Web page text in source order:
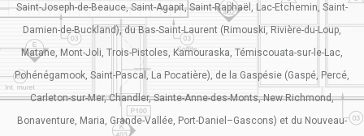
Saint-Joseph-de-Beauce, Saint-Agapit, Saint-Raphaël, Lac-Etchemin, Saint-
Damien-de-Buckland), du Bas-Saint-Laurent (Rimouski, Rivière-du-Loup,
Matane, Mont-Joli, Trois-Pistoles, Kamouraska, Témiscouata-sur-le-Lac,
Pohénégamook, Saint-Pascal, La Pocatière), de la Gaspésie (Gaspé, Percé,
Carleton-sur-Mer, Chandler, Sainte-Anne-des-Monts, New Richmond,
Bonaventure, Maria, Grande-Vallée, Port-Daniel–Gascons) et du Nouveau-